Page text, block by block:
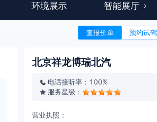
环境展示 智能展厅
查报价单 预约试驾
北京祥龙博瑞北汽
电话接听率：100%
服务星级：
营业执照：